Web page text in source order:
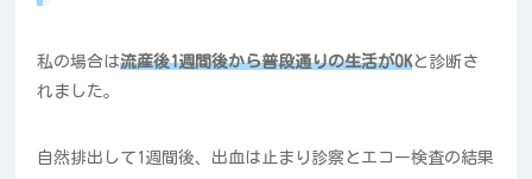
私の場合は流産後1週間後から普段通りの生活がOKと診断さ
れました。
自然排出して1週間後、出血は止まり診察とエコー検査の結果